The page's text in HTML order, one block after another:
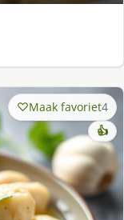
Maak favoriet4
👍